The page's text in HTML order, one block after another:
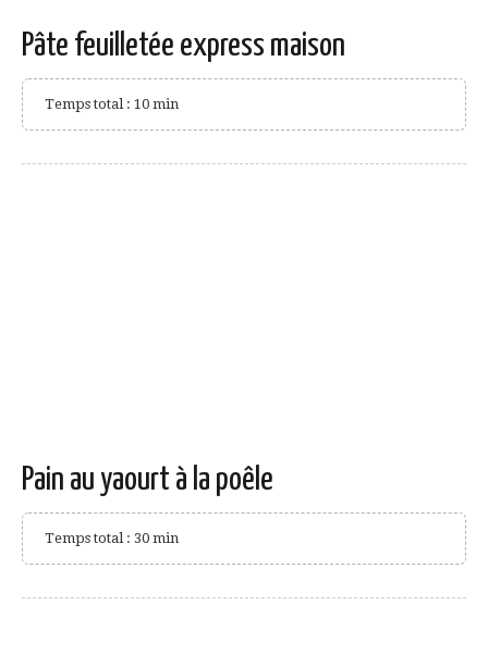
Pâte feuilletée express maison
Temps total : 10 min
Pain au yaourt à la poêle
Temps total : 30 min